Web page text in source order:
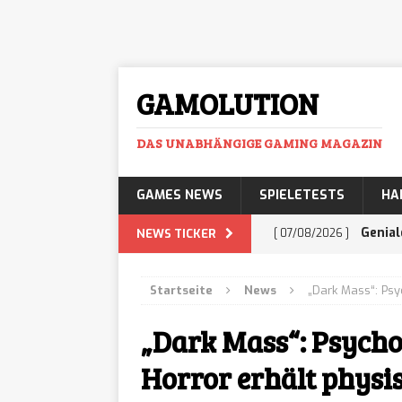
GAMOLUTION
DAS UNABHÄNGIGE GAMING MAGAZIN
GAMES NEWS SPIELETESTS
NEWS TICKER [ 07/08/2026 ]
Adventure lässt
[ 07/08/2026 ] GTA
Startseite News „Dark Mass“:
„Dark Mass“:
Horror erhält